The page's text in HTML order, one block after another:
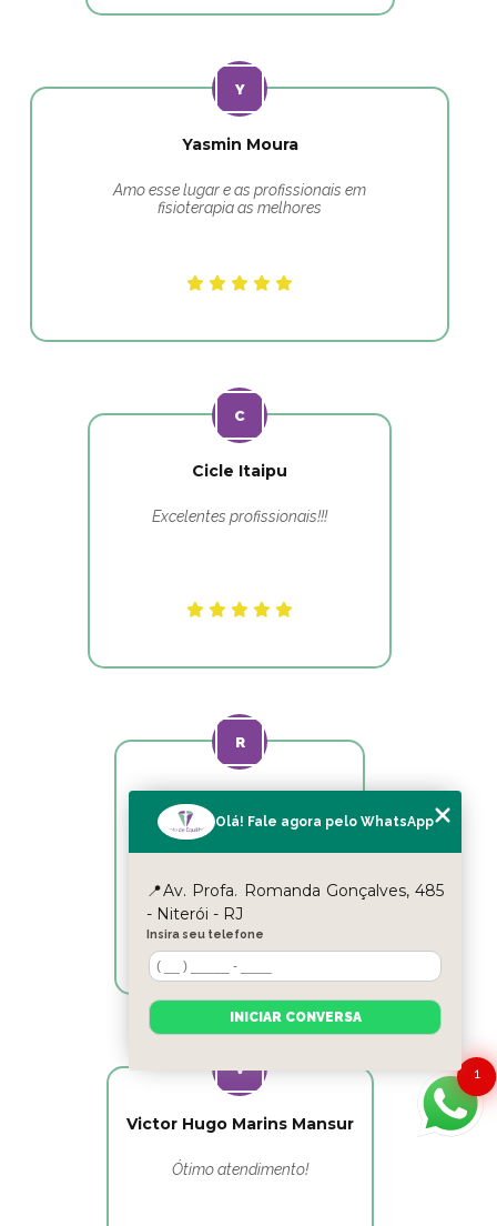
Yasmin Moura
Amo esse lugar e as profissionais em
fisioterapia as melhores
Cicle Itaipu
Excelentes profissionais!!!
Reyslane Fernandes
Excelente equipe!!
Victor Hugo Marins Mansur
Ótimo atendimento!
1
Olá! Fale agora pelo WhatsApp
📍Av. Profa. Romanda Gonçalves, 485
- Niterói - RJ
Insira seu telefone
INICIAR CONVERSA